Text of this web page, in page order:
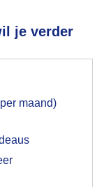
je verder
maand)
voor het
gegeven,
waarin